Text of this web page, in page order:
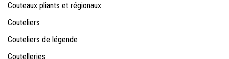
Couteaux pliants et régionaux
Couteliers
Couteliers de légende
Coutelleries